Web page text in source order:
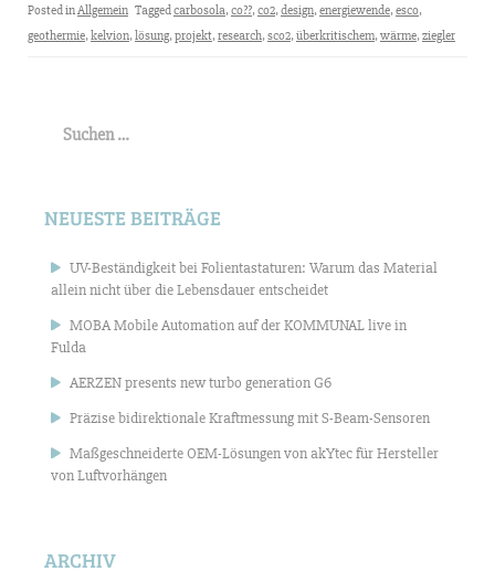
Posted inAllgemein Taggedcarbosola,co??,co2,design,energiewende,esco,
geothermie,kelvion,lösung,projekt,research,sco2,überkritischem,wärme,ziegler
nach:
NEUESTE BEITRÄGE
UV-Beständigkeit bei Folientastaturen: Warum das Material
allein nicht über die Lebensdauer entscheidet
MOBA Mobile Automation auf der KOMMUNAL live in
Fulda
AERZEN presents new turbo generation G6
Präzise bidirektionale Kraftmessung mit S-Beam-Sensoren
Maßgeschneiderte OEM-Lösungen von akYtec für Hersteller
von Luftvorhängen
ARCHIV